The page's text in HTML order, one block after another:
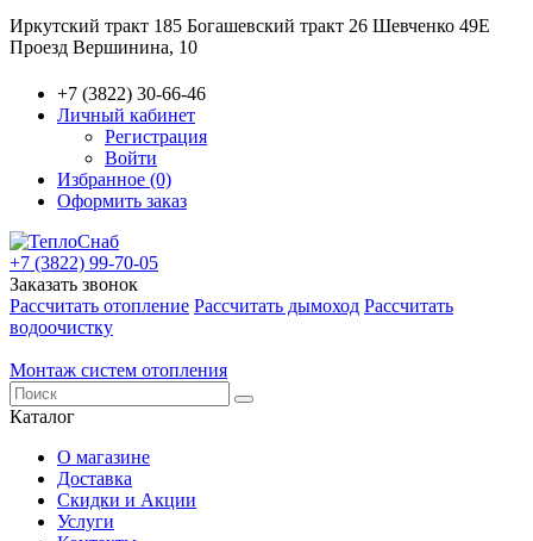
Иркутский тракт 185 Богашевский тракт 26 Шевченко 49Е
Проезд Вершинина, 10
+7 (3822) 30-66-46
Личный кабинет
Регистрация
Войти
Избранное (0)
Оформить заказ
+7 (3822) 99-70-05
Заказать звонок
Рассчитать отопление Рассчитать дымоход Рассчитать
водоочистку
Монтаж систем отопления
Каталог
О магазине
Доставка
Скидки и Акции
Услуги